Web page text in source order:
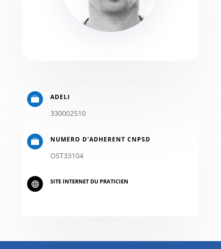
 ADELI
330002510
 NUMERO D'ADHERENT CNPSD
OST33104
 SITE INTERNET DU PRATICIEN